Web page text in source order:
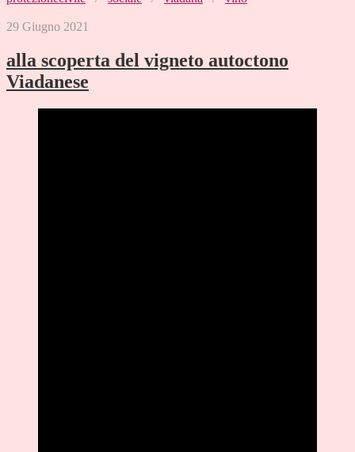
29 Giugno 2021
alla scoperta del vigneto autoctono
Viadanese